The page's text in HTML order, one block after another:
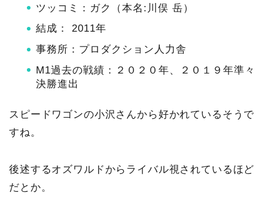
ツッコミ：ガク（本名:川俣 岳）
結成： 2011年
事務所：プロダクション人力舎
M1過去の戦績：２０２０年、２０１９年準々
決勝進出
スピードワゴンの小沢さんから好かれているそうで
すね。
後述するオズワルドからライバル視されているほど
だとか。